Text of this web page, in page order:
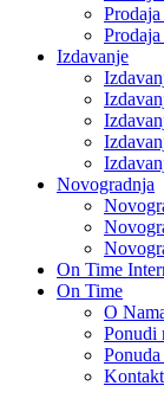
Izdavanje
Novogradnja
On Time
On Time
O
Ponudi
Kontakt